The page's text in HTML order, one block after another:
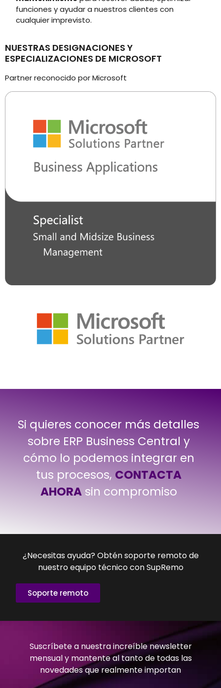
funciones y ayudar a nuestros clientes con
cualquier imprevisto.
NUESTRAS DESIGNACIONES Y
ESPECIALIZACIONES DE MICROSOFT​
Partner reconocido por Microsoft
Si quieres conocer más detalles
sobre ERP Business Central y
cómo lo podemos integrar en
tus procesos, CONTACTA
AHORAsin compromiso
¿Necesitas ayuda? Obtén soporte remoto de
nuestro equipo técnico con SupRemo
Soporte remoto
Suscríbete a nuestra increíble newsletter
mensual y mantente al tanto de todas las
novedades que realmente importan